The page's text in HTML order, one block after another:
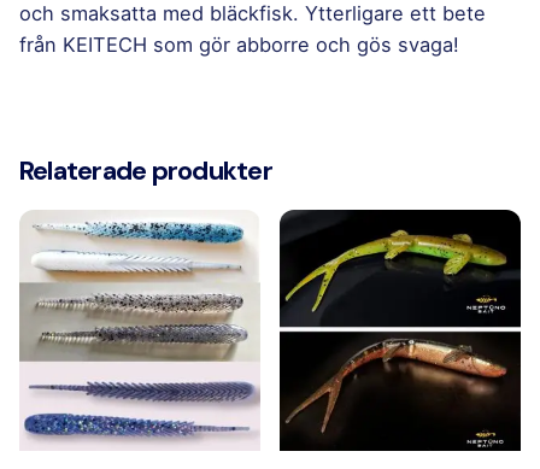
och smaksatta med bläckfisk. Ytterligare ett bete
från KEITECH som gör abborre och gös svaga!
5"
Gill, LT29S Berry Mix, LT30S Pumpkin Green
Sparkling Morning Dawn
Relaterade produkter